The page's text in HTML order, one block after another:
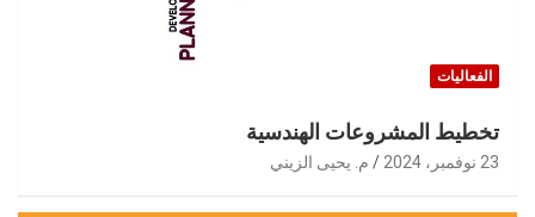
الفعاليات
تخطيط المشروعات الهندسية
23 نوفمبر، 2024 م. يحيى الزيني